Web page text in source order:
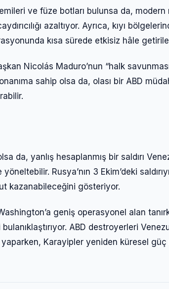
ve füze botları bulunsa da,
azaltıyor. Ayrıca, kıyı
kısa sürede etkisiz hâle
Nicolás Maduro’nun “halk
sahip olsa da, olası bir ABD
da, yanlış hesaplanmış bir saldırı
Rusya’nın 3 Ekim’deki
kazanabileceğini gösteriyor.
geniş operasyonel alan
ABD destroyerleri
Karayipler yeniden küresel
Giriş Yap